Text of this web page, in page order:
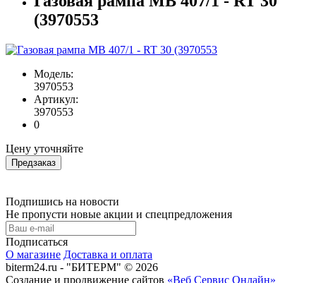
(3970553
Модель:
3970553
Артикул:
3970553
0
Цену уточняйте
Предзаказ
Подпишись на новости
Не пропусти новые акции и спецпредложения
Подписаться
О магазине Доставка и оплата
biterm24.ru - "БИТЕРМ" © 2026
Создание и продвижение сайтов «Веб Сервис Онлайн»